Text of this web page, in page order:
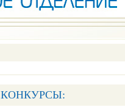
КОНКУРСЫ: